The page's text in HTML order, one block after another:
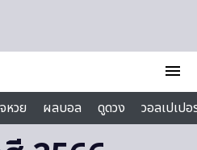
menu
หวย ผลบอล ดูดวง
วอลเปเป